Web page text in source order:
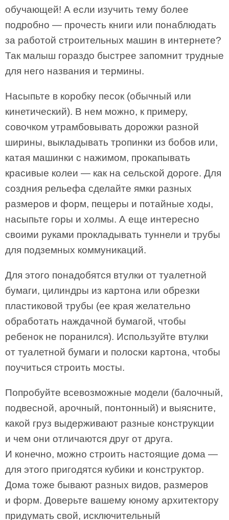
обучающей! А если изучить тему более
подробно — прочесть книги или понаблюдать
за работой строительных машин в интернете?
Так малыш гораздо быстрее запомнит трудные
для него названия и термины.
Насыпьте в коробку песок (обычный или
кинетический). В нем можно, к примеру,
совочком утрамбовывать дорожки разной
ширины, выкладывать тропинки из бобов или,
катая машинки с нажимом, прокапывать
красивые колеи — как на сельской дороге. Для
создния рельефа сделайте ямки разных
размеров и форм, пещеры и потайные ходы,
насыпьте горы и холмы. А еще интересно
своими руками прокладывать туннели и трубы
для подземных коммуникаций.
Для этого понадобятся втулки от туалетной
бумаги, цилиндры из картона или обрезки
пластиковой трубы (ее края желательно
обработать наждачной бумагой, чтобы
ребенок не поранился). Используйте втулки
от туалетной бумаги и полоски картона, чтобы
поучиться строить мосты.
Попробуйте всевозможные модели (балочный,
подвесной, арочный, понтонный) и выясните,
какой груз выдерживают разные конструкции
и чем они отличаются друг от друга.
И конечно, можно строить настоящие дома —
для этого пригодятся кубики и конструктор.
Дома тоже бывают разных видов, размеров
и форм. Доверьте вашему юному архитектору
придумать свой, исключительный